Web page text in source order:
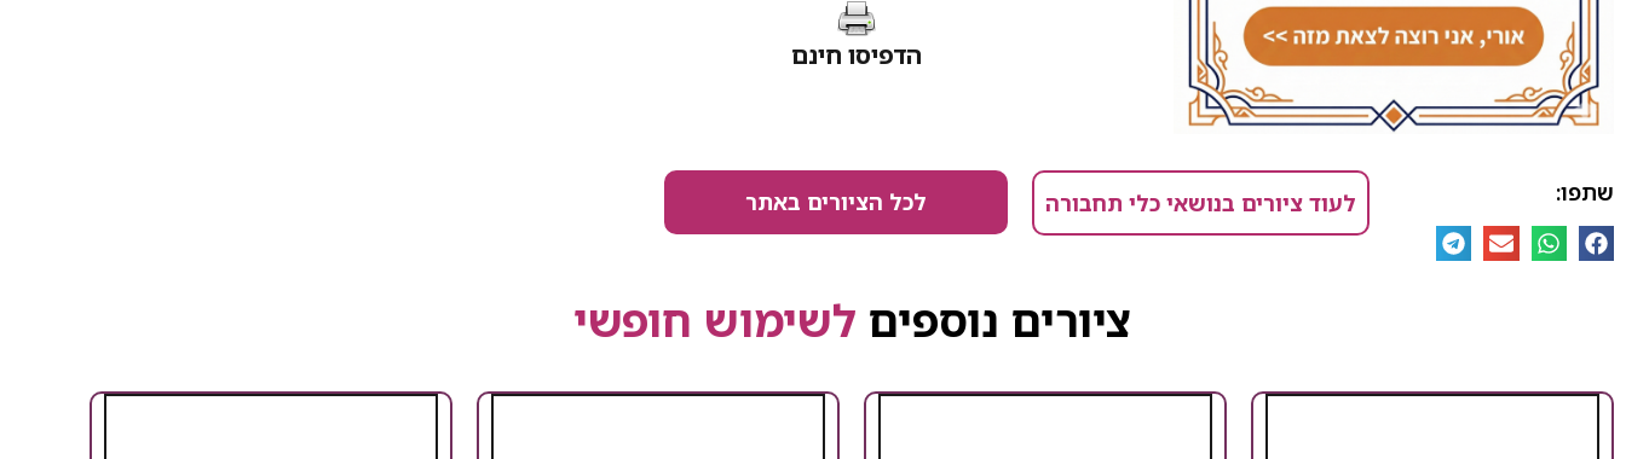
הדפיסו חינם
שתפו: לעוד ציורים בנושאי כלי תחבורה לכל הציורים באתר
ציורים נוספים לשימוש חופשי